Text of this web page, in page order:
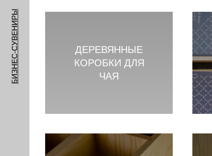
БИЗНЕС-СУВЕНИРЫ
ДЕРЕВЯННЫЕ
КОРОБКИ ДЛЯ
ЧАЯ